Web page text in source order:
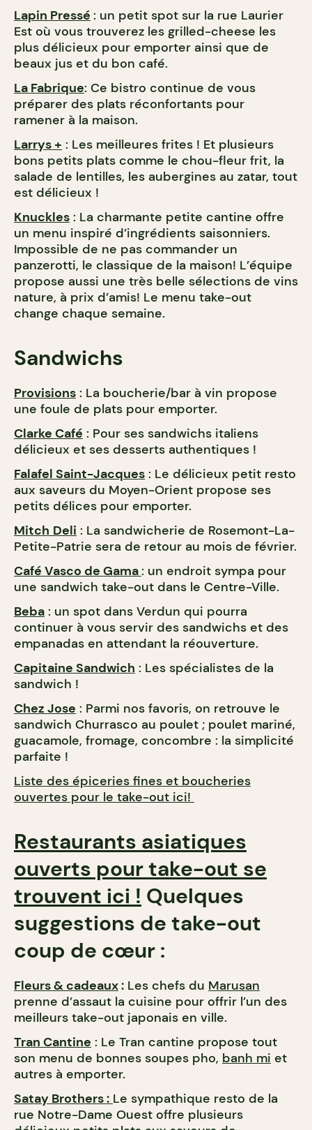
Lapin Pressé : un petit spot sur la rue Laurier
Est où vous trouverez les grilled-cheese les
plus délicieux pour emporter ainsi que de
beaux jus et du bon café.
La Fabrique: Ce bistro continue de vous
préparer des plats réconfortants pour
ramener à la maison.
Larrys + : Les meilleures frites ! Et plusieurs
bons petits plats comme le chou-fleur frit, la
salade de lentilles, les aubergines au zatar, tout
est délicieux !
Knuckles : La charmante petite cantine offre
un menu inspiré d’ingrédients saisonniers.
Impossible de ne pas commander un
panzerotti, le classique de la maison! L’équipe
propose aussi une très belle sélections de vins
nature, à prix d’amis! Le menu take-out
change chaque semaine.
Sandwichs
Provisions : La boucherie/bar à vin propose
une foule de plats pour emporter.
Clarke Café : Pour ses sandwichs italiens
délicieux et ses desserts authentiques !
Falafel Saint-Jacques : Le délicieux petit resto
aux saveurs du Moyen-Orient propose ses
petits délices pour emporter.
Mitch Deli : La sandwicherie de Rosemont-La-
Petite-Patrie sera de retour au mois de février.
Café Vasco de Gama: un endroit sympa pour
une sandwich take-out dans le Centre-Ville.
Beba : un spot dans Verdun qui pourra
continuer à vous servir des sandwichs et des
empanadas en attendant la réouverture.
Capitaine Sandwich : Les spécialistes de la
sandwich !
Chez Jose : Parmi nos favoris, on retrouve le
sandwich Churrasco au poulet ; poulet mariné,
guacamole, fromage, concombre : la simplicité
parfaite !
Liste des épiceries fines et boucheries
ouvertes pour le take-out ici!
Restaurants asiatiques
ouverts pour take-out se
trouvent ici ! Quelques
suggestions de take-out
coup de cœur :
Fleurs & cadeaux: Les chefs du Marusan
prenne d’assaut la cuisine pour offrir l’un des
meilleurs take-out japonais en ville.
Tran Cantine : Le Tran cantine propose tout
son menu de bonnes soupes pho, banh mi et
autres à emporter.
Satay Brothers : Le sympathique resto de la
rue Notre-Dame Ouest offre plusieurs